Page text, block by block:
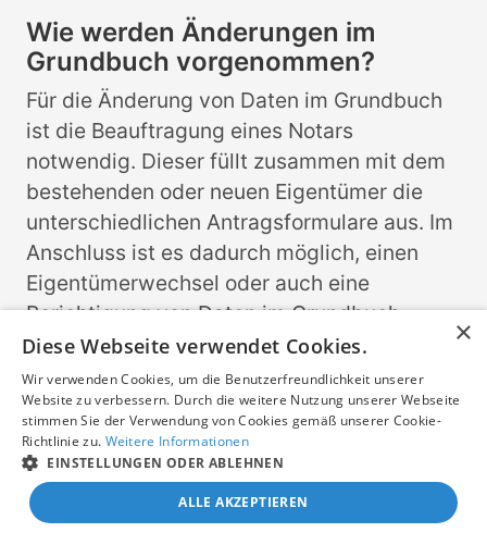
Wie werden Änderungen im
Grundbuch vorgenommen?
Für die Änderung von Daten im Grundbuch
ist die Beauftragung eines Notars
notwendig. Dieser füllt zusammen mit dem
bestehenden oder neuen Eigentümer die
unterschiedlichen Antragsformulare aus. Im
Anschluss ist es dadurch möglich, einen
Eigentümerwechsel oder auch eine
Berichtigung von Daten im Grundbuch
durchzuführen.
Worum handelt es sich bei einem
elektronischen
Grundbuchauszug?
Seit mehreren Jahren werden die
Grundbücher elektronisch geführt und
×
Diese Webseite verwendet Cookies.
Wir verwenden Cookies, um die Benutzerfreundlichkeit unserer
Website zu verbessern. Durch die weitere Nutzung unserer Webseite
stimmen Sie der Verwendung von Cookies gemäß unserer Cookie-
Richtlinie zu. Weitere Informationen
EINSTELLUNGEN ODER ABLEHNEN
ALLE AKZEPTIEREN